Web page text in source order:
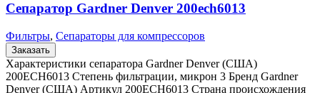
Сепаратор Gardner Denver 200ech6013
Фильтры, Сепараторы для компрессоров
Заказать
Характеристики сепаратора Gardner Denver (США)
200ECH6013 Степень фильтрации, микрон 3 Бренд Gardner
Denver (США) Артикул 200ECH6013 Страна происхождения